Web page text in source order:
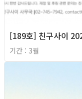
[189호] 친구사이
기간 : 3월